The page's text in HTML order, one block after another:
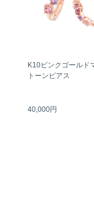
K10ピンクゴールド
トーンピアス
40,000円